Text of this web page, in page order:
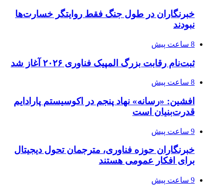
خبرنگاران در طول جنگ فقط روایتگر خسارت‌ها
نبودند
8 ساعت پیش
ثبت‌نام رقابت بزرگ المپیک فناوری ۲۰۲۶ آغاز شد
8 ساعت پیش
افشین: «رسانه» نهاد پنجم در اکوسیستم پارادایم
قدرت‌بنیان است
9 ساعت پیش
خبرنگاران حوزه فناوری، مترجمان تحول دیجیتال
برای افکار عمومی هستند
9 ساعت پیش